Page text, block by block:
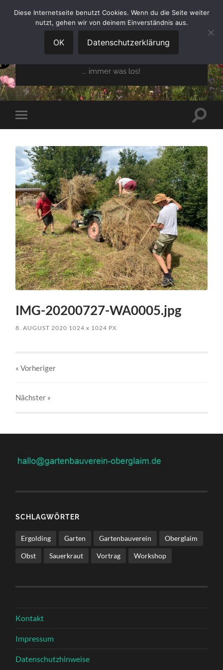
GARTENBAUVEREIN
OBERGLAIM E.V.
... immer was los!
Mobile-
Menü
IMG-20200727-WA0005.jpg
8. AUGUST 2020 1024x 1024 PX
« Vorheriger
Nächster »
SCHLAGWÖRTER
Ergolding Garten Gartenbauverein Oberglaim
Obst Sauerkraut Vortrag Workshop
Kontakt
Impressum
Datenschutzhinweise
Diese Internetseite benutzt Cookies. Wenn du die Seite weiter
nutzt, gehen wir von deinem Einverständnis aus.
OK Datenschutzerklärung